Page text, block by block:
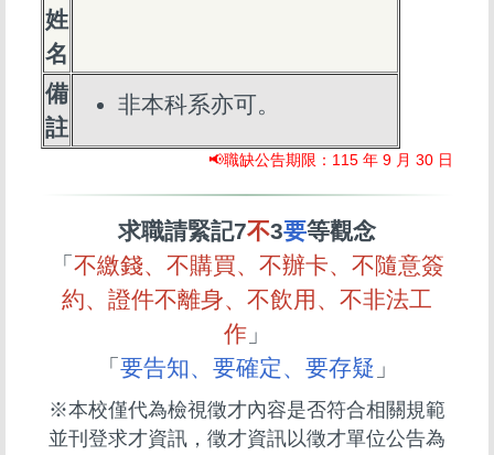
姓
名
備
註
非本科系亦可。
📢職缺公告期限：115 年 9 月 30 日
求職請緊記7不3要等觀念
「 不繳錢、不購買、不辦卡、不隨意簽
約、證件不離身、不飲用、不非法工
作 」
「 要告知、要確定、要存疑 」
※本校僅代為檢視徵才內容是否符合相關規範
並刊登求才資訊，徵才資訊以徵才單位公告為